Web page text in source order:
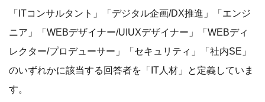
「ITコンサルタント」「デジタル企画/DX推進」「エンジ
ニア」「WEBデザイナー/UIUXデザイナー」「WEBディ
レクター/プロデューサー」「セキュリティ」「社内SE」
のいずれかに該当する回答者を「IT人材」と定義していま
す。